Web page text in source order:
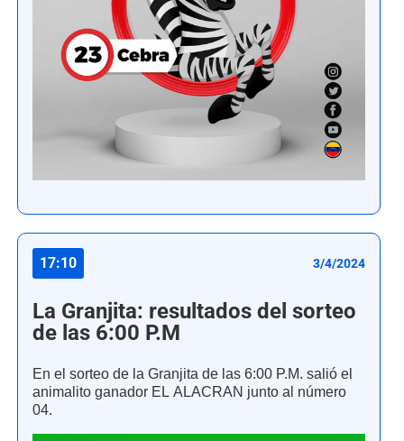
17:10 3/4/2024
La Granjita: resultados del sorteo
de las 6:00 P.M
En el sorteo de la Granjita de las 6:00 P.M. salió el
animalito ganador EL ALACRAN junto al número
04.